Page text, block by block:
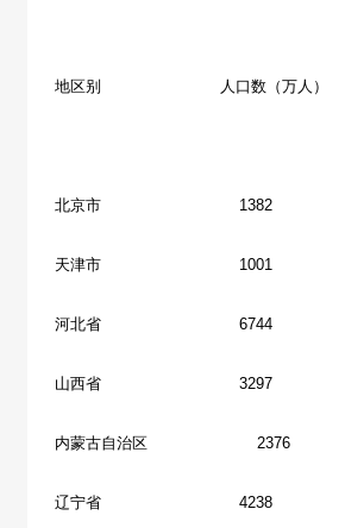
地区别 人口数（万人）
北京市 1382
天津市 1001
河北省 6744
山西省 3297
内蒙古自治区 2376
辽宁省 4238